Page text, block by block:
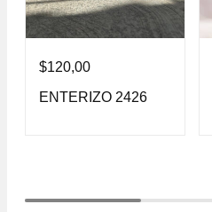
$120,00
ENTERIZO 2426